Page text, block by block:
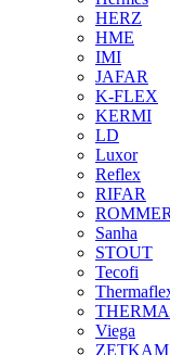
HERZ
HME
IMI
JAFAR
K-FLEX
KERMI
LD
Luxor
Reflex
RIFAR
ROMMER
Sanha
STOUT
Tecofi
Viega